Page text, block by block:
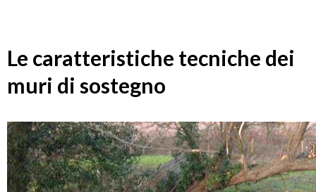
Le caratteristiche tecniche dei
muri di sostegno